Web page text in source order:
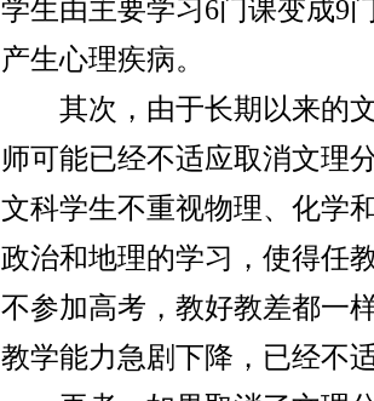
学生由主要学习6门课变成9
产生心理疾病。
其次，由于长期以来的文
师可能已经不适应取消文理
文科学生不重视物理、化学
政治和地理的学习，使得任
不参加高考，教好教差都一
教学能力急剧下降，已经不